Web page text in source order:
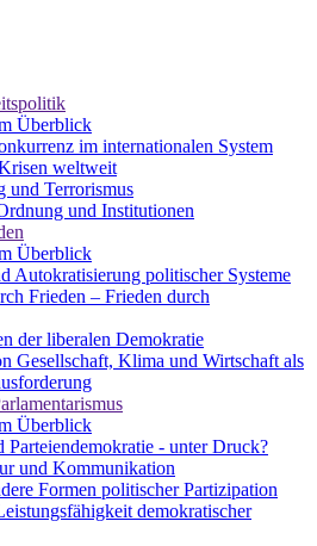
Überblick
im internationalen System
weltweit
und Terrorismus
und Institutionen
Überblick
Autokratisierung politischer Systeme
Frieden – Frieden durch
der liberalen Demokratie
Gesellschaft, Klima und Wirtschaft als
Überblick
Parteiendemokratie - unter Druck?
und Kommunikation
Formen politischer Partizipation
demokratischer